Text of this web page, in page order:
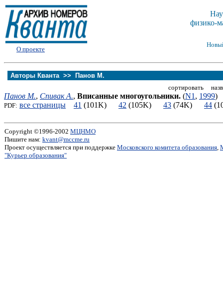
О проекте
физико-
Авторы Кванта >>
Панов М.
сортировать
Панов М., Спивак А., Вписанные многоугольники. (N1 , 1999)
PDF: все страницы 41 (101K) 42 (105K) 43 (74K) 44
Copyright ©1996-2002 МЦНМО
Пишите нам: kvant@mccme.ru
Проект осуществляется при поддержке Московского комитета образования,
"Курьер образования"